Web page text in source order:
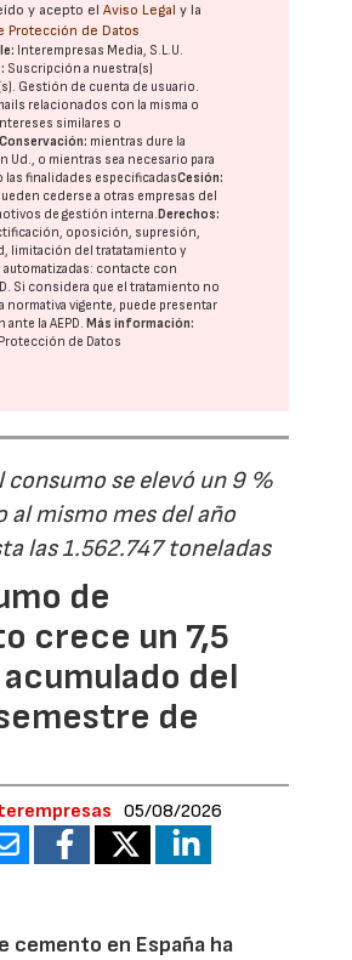
y acepto elAviso Legal y la
Protección de Datos
Interempresas Media, S.L.U.
Suscripción a nuestra(s)
Gestión de cuenta de usuario.
relacionados con la misma o
similares o
Conservación: mientras dure la
Ud., o mientras sea necesario para
las finalidades especificadasCesión:
cederse a otras empresas del
de gestión interna. Derechos:
oposición, supresión,
limitación del tratatamiento y
contacte con
. Si considera que el tratamiento no
normativa vigente, puede presentar
ante laAEPD. Más información:
de Datos
consumo se elevó un 9 %
al mismo mes del año
las 1.562.747 toneladas
de
crece un 7,5
del
de
05/08/2026
cemento en España ha